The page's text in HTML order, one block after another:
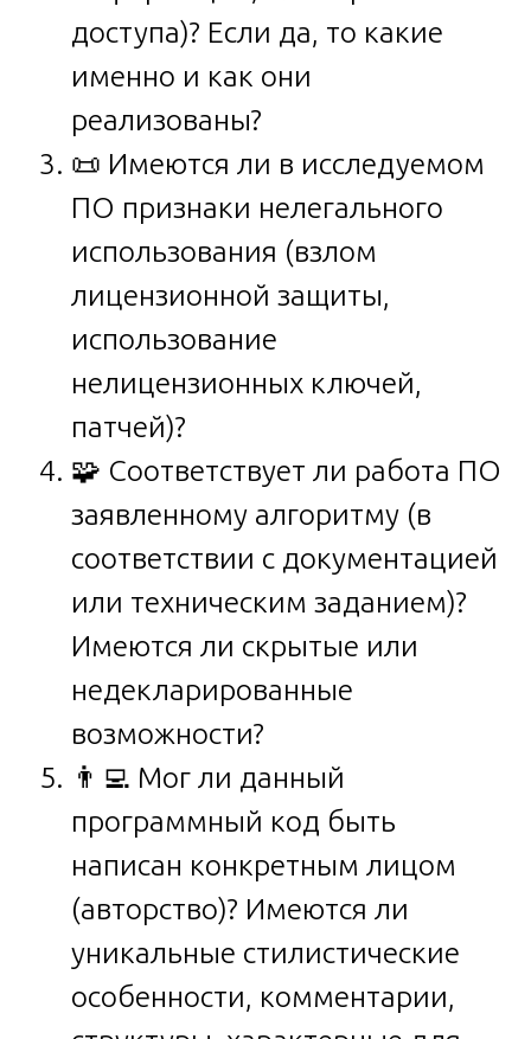
доступа)? Если да, то какие
именно и как они
реализованы?
📜 Имеются ли в исследуемом
ПО признаки нелегального
использования (взлом
лицензионной защиты,
использование
нелицензионных ключей,
патчей)?
🧩 Соответствует ли работа ПО
заявленному алгоритму (в
соответствии с документацией
или техническим заданием)?
Имеются ли скрытые или
недекларированные
возможности?
👨‍💻 Мог ли данный
программный код быть
написан конкретным лицом
(авторство)? Имеются ли
уникальные стилистические
особенности, комментарии,